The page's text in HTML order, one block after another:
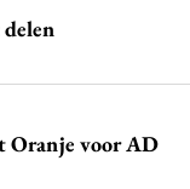
voor AD